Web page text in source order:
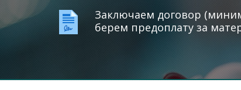
Заключаем договор
берем предоплату за